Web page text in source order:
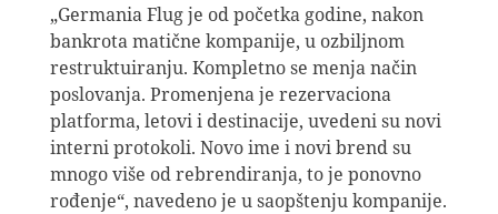
„Germania Flug je od početka godine, nakon
bankrota matične kompanije, u ozbiljnom
restruktuiranju. Kompletno se menja način
poslovanja. Promenjena je rezervaciona
platforma, letovi i destinacije, uvedeni su novi
interni protokoli. Novo ime i novi brend su
mnogo više od rebrendiranja, to je ponovno
rođenje“, navedeno je u saopštenju kompanije.